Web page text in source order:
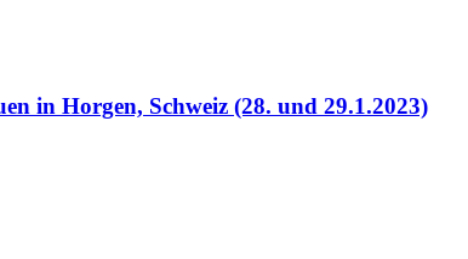
in Horgen, Schweiz (28. und 29.1.2023)